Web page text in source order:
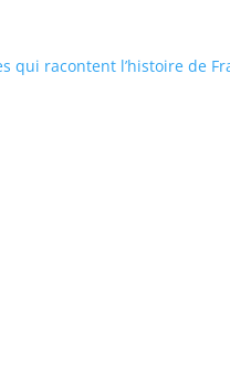
qui racontent l’histoire de